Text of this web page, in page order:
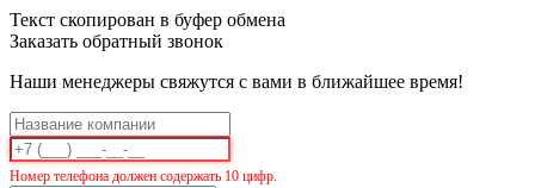
Текст скопирован в буфер обмена
Заказать обратный звонок
Наши менеджеры свяжутся с вами в ближайшее время!
Номер телефона должен содержать 10 цифр.